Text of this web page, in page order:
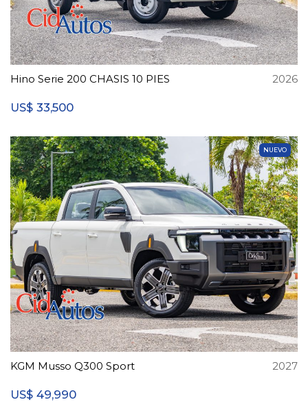
Hino Serie 200 CHASIS 10 PIES 2026
US$ 33,500
NUEVO
KGM Musso Q300 Sport 2027
US$ 49,990